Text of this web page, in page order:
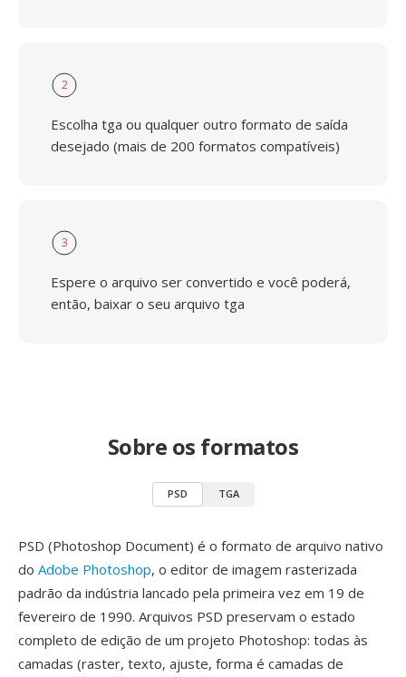
2
Escolha tga ou qualquer outro formato de saída
desejado (mais de 200 formatos compatíveis)
3
Espere o arquivo ser convertido e você poderá,
então, baixar o seu arquivo tga
Sobre os formatos
PSD TGA
PSD (Photoshop Document) é o formato de arquivo nativo
do Adobe Photoshop, o editor de imagem rasterizada
padrão da indústria lancado pela primeira vez em 19 de
fevereiro de 1990. Arquivos PSD preservam o estado
completo de edição de um projeto Photoshop: todas às
camadas (raster, texto, ajuste, forma é camadas de